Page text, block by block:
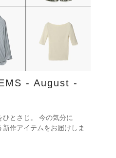
- August -
とさじ。 今の気分に
作アイテムをお届けしま